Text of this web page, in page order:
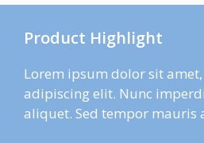
Product Highlight
Lorem ipsum dolor sit
adipiscing elit. Nunc
aliquet. Sed tempor